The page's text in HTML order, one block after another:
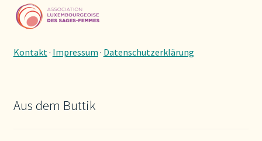
Kontakt· Impressum · Datenschutzerklärung
Aus dem Buttik